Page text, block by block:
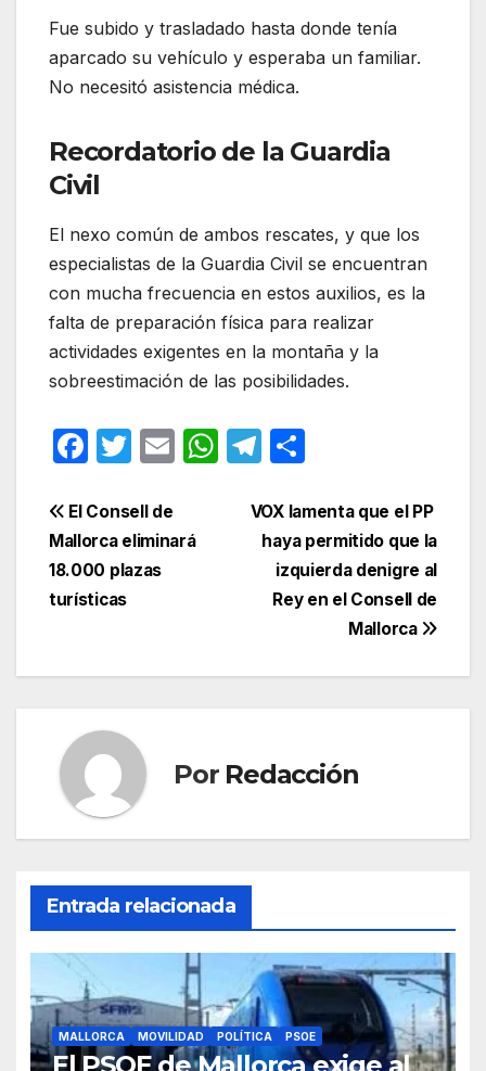
Fue subido y trasladado hasta donde tenía
aparcado su vehículo y esperaba un familiar.
No necesitó asistencia médica.
Recordatorio de la Guardia
Civil
El nexo común de ambos rescates, y que los
especialistas de la Guardia Civil se encuentran
con mucha frecuencia en estos auxilios, es la
falta de preparación física para realizar
actividades exigentes en la montaña y la
sobreestimación de las posibilidades.
F
c
e
b
o
k
T
itt
er
E
W T
e
gr
a
m
m
p
ar
tir
Navegación
de
entradas
VOX lamenta que el PP
haya permitido que la
izquierda denigre al
Rey en el Consell de
Mallorca
El Consell de
Mallorca eliminará
18.000 plazas
turísticas
Por Redacción
Entrada relacionada
MALLORCA MOVILIDAD POLÍTICA PSOE